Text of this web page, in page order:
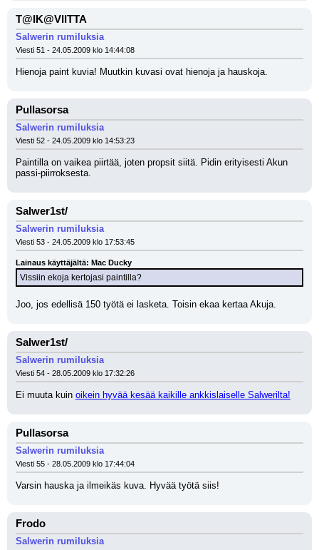
T@IK@VIITTA
Salwerin rumiluksia
Viesti 51 - 24.05.2009 klo 14:44:08
Hienoja paint kuvia! Muutkin kuvasi ovat hienoja ja hauskoja.
Pullasorsa
Salwerin rumiluksia
Viesti 52 - 24.05.2009 klo 14:53:23
Paintilla on vaikea piirtää, joten propsit siitä. Pidin erityisesti Akun
passi-piirroksesta.
Salwer1st/
Salwerin rumiluksia
Viesti 53 - 24.05.2009 klo 17:53:45
Lainaus käyttäjältä: Mac Ducky
Vissiin ekoja kertojasi paintilla?
Joo, jos edellisä 150 työtä ei lasketa. Toisin ekaa kertaa Akuja.
Salwer1st/
Salwerin rumiluksia
Viesti 54 - 28.05.2009 klo 17:32:26
Ei muuta kuin oikein hyvää kesää kaikille ankkislaiselle Salwerilta!
Pullasorsa
Salwerin rumiluksia
Viesti 55 - 28.05.2009 klo 17:44:04
Varsin hauska ja ilmeikäs kuva. Hyvää työtä siis!
Frodo
Salwerin rumiluksia